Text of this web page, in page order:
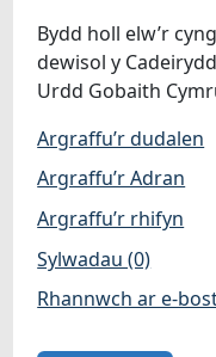
Bydd holl elw’r
dewisol y
Urdd Gobaith
Argraffu’r dudalen
Argraffu’r Adran
Argraffu’r rhifyn
Sylwadau (0)
Rhannwch ar e-